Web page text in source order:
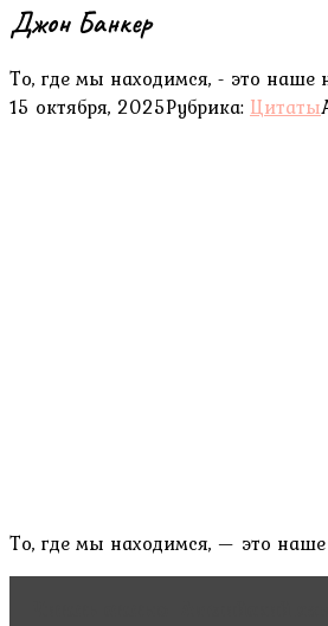
Джон Банкер
То, где мы находимся, - это наше
15 октября, 2025Рубрика: Цитаты
То, где мы находимся, — это наше